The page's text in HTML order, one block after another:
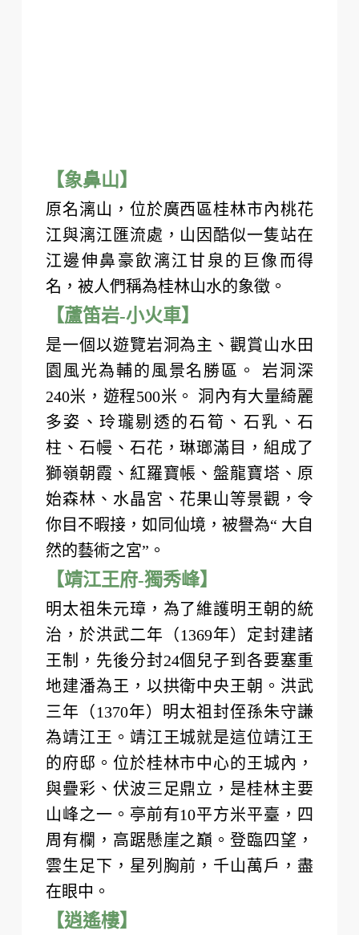
【象鼻山】
原名漓山，位於廣西區桂林市內桃花
江與漓江匯流處，山因酷似一隻站在
江邊伸鼻豪飲漓江甘泉的巨像而得
名，被人們稱為桂林山水的象徵。
【蘆笛岩-小火車】
是一個以遊覽岩洞為主、觀賞山水田
園風光為輔的風景名勝區。 岩洞深
240米，遊程500米。 洞內有大量綺麗
多姿、玲瓏剔透的石筍、石乳、石
柱、石幔、石花，琳瑯滿目，組成了
獅嶺朝霞、紅羅寶帳、盤龍寶塔、原
始森林、水晶宮、花果山等景觀，令
你目不暇接，如同仙境，被譽為“ 大自